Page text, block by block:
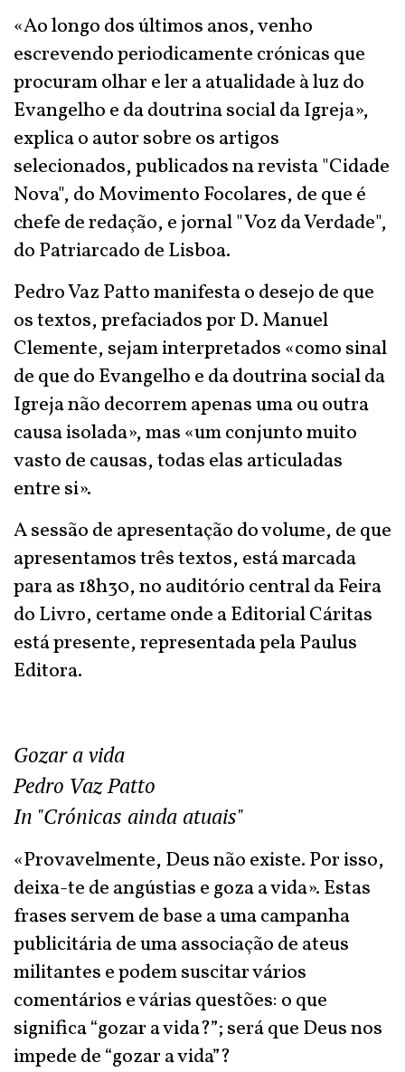
«Ao longo dos últimos anos, venho
escrevendo periodicamente crónicas que
procuram olhar e ler a atualidade à luz do
Evangelho e da doutrina social da Igreja»,
explica o autor sobre os artigos
selecionados, publicados na revista "Cidade
Nova", do Movimento Focolares, de que é
chefe de redação, e jornal "Voz da Verdade",
do Patriarcado de Lisboa.
Pedro Vaz Patto manifesta o desejo de que
os textos, prefaciados por D. Manuel
Clemente, sejam interpretados «como sinal
de que do Evangelho e da doutrina social da
Igreja não decorrem apenas uma ou outra
causa isolada», mas «um conjunto muito
vasto de causas, todas elas articuladas
entre si».
A sessão de apresentação do volume, de que
apresentamos três textos, está marcada
para as 18h30, no auditório central da Feira
do Livro, certame onde a Editorial Cáritas
está presente, representada pela Paulus
Editora.
Gozar a vida
Pedro Vaz Patto
In "Crónicas ainda atuais"
«Provavelmente, Deus não existe. Por isso,
deixa-te de angústias e goza a vida». Estas
frases servem de base a uma campanha
publicitária de uma associação de ateus
militantes e podem suscitar vários
comentários e várias questões: o que
significa “gozar a vida?”; será que Deus nos
impede de “gozar a vida”?